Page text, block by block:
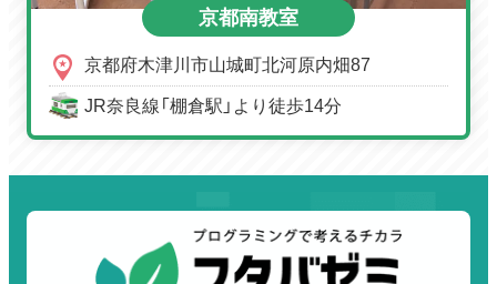
京都南教室
京都府木津川市山城町北河原内畑87
JR奈良線「棚倉駅」より徒歩14分